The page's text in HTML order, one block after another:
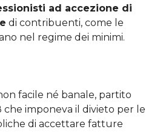
ad accezione di
di contribuenti, come le
nel regime dei minimi.
facile né banale, partito
imponeva il divieto per le
di accettare fatture